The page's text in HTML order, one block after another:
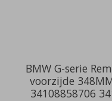
BMW G-serie
voorzijde
34108858706